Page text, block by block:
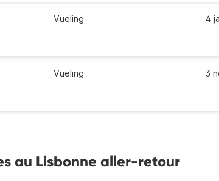
Vueling 4
Vueling 3
au Lisbonne aller-retour